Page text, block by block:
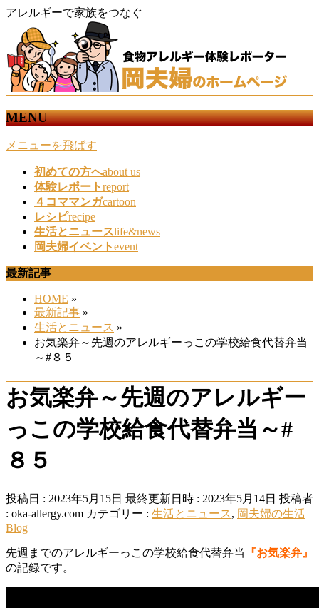
アレルギーで家族をつなぐ
MENU
メニューを飛ばす
初めての方へabout us
体験レポートreport
４コママンガcartoon
レシピrecipe
生活とニュースlife&news
岡夫婦イベントevent
最新記事
HOME »
最新記事 »
生活とニュース »
お気楽弁～先週のアレルギーっこの学校給食代替弁当
～#８５
お気楽弁～先週のアレルギー
っこの学校給食代替弁当～#
８５
投稿日 : 2023年5月15日 最終更新日時 : 2023年5月14日 投稿者
: oka-allergy.com カテゴリー : 生活とニュース, 岡夫婦の生活
Blog
先週までのアレルギーっこの学校給食代替弁当
『お気楽弁』
の記録です。